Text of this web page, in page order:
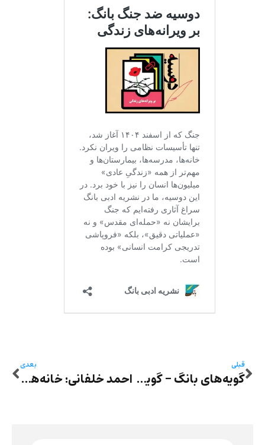
قبلی
گویه‌های بانگ – گویۀ بیست و چهارم: «باران تمام که شد» و چند شعر دیگر از ندا معمار کرمانی(ن.م)
بعدی
احمد خلفانی: خانه‌ها و خاطره‌های ویران